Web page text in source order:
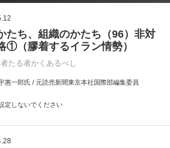
たち、組織のかたち（96）非対
①（膠着するイラン情勢）
たる者かくあるべし
惠一郎氏 / 元読売新聞東京本社国際部編集委員
定しないでください